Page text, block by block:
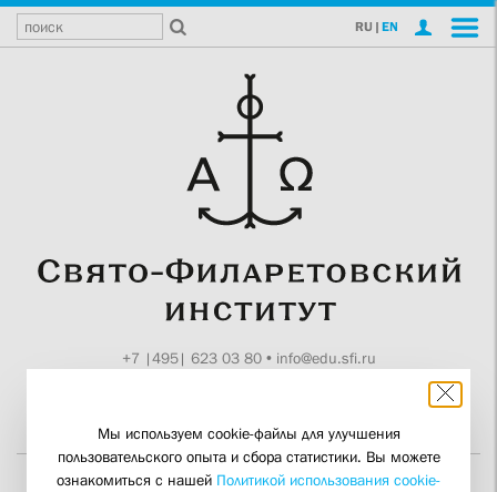
RU | EN
+7 |495| 623 03 80• info@edu.sfi.ru
Мы используем cookie-файлы для улучшения
пользовательского опыта и сбора статистики. Вы можете
ознакомиться с нашей Политикой использования cookie-